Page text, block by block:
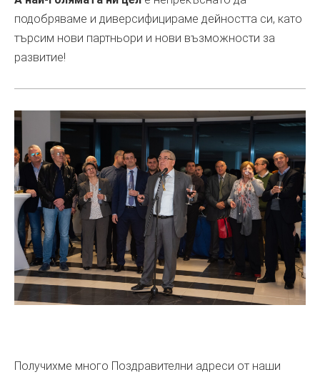
подобряваме и диверсифицираме дейността си, като
търсим нови партньори и нови възможности за
развитие!
Получихме много Поздравителни адреси от наши